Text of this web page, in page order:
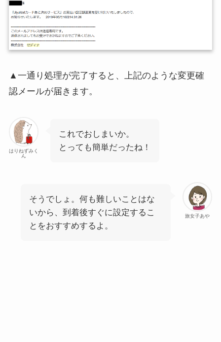
▲一通り処理が完了すると、上記のような変更確
認メールが届きます。
はりねずみく
ん
これでおしまいか。
とっても簡単だったね！
旅女子あや
そうでしょ。何も難しいことはな
いから、到着後すぐに設定するこ
とをおすすめするよ。